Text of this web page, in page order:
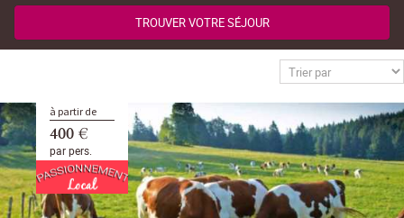
TROUVER VOTRE SÉJOUR
à partir de
400 €
par pers.